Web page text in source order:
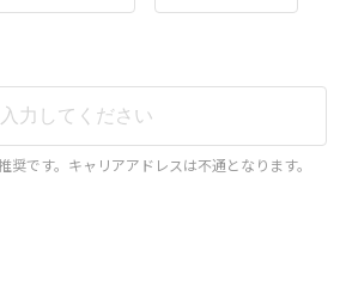
です。キャリアアドレスは不通となります。